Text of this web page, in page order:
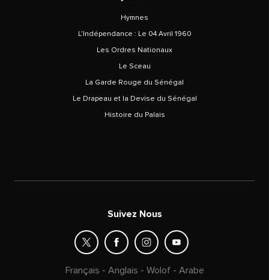
Hymnes
L’Indépendance : Le 04 Avril 1960
Les Ordres Nationaux
Le Sceau
La Garde Rouge du Sénégal
Le Drapeau et la Devise du Sénégal
Histoire du Palais
Suivez Nous
Français - Anglais - Wolof- Arabe